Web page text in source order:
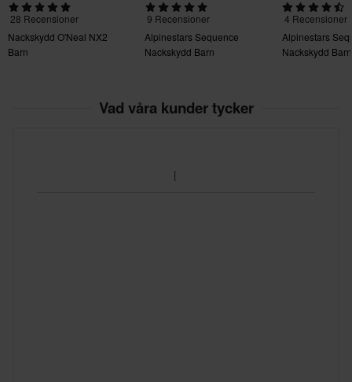
28 Recensioner
Nackskydd O'Neal NX2
Barn
9 Recensioner
Alpinestars Sequence
Nackskydd Barn
4 Recensioner
Alpinestars
Nackskydd Barn
Vad våra kunder tycker